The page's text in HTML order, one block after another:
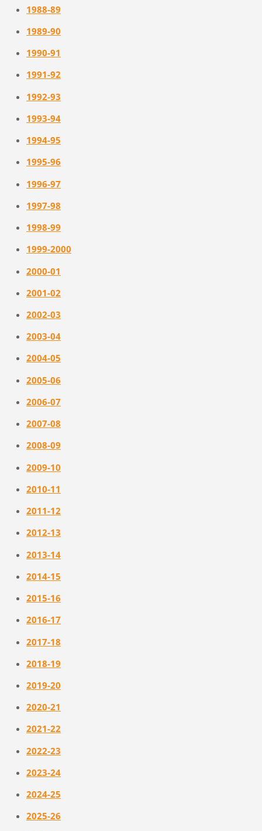
1988-89
1989-90
1990-91
1991-92
1992-93
1993-94
1994-95
1995-96
1996-97
1997-98
1998-99
1999-2000
2000-01
2001-02
2002-03
2003-04
2004-05
2005-06
2006-07
2007-08
2008-09
2009-10
2010-11
2011-12
2012-13
2013-14
2014-15
2015-16
2016-17
2017-18
2018-19
2019-20
2020-21
2021-22
2022-23
2023-24
2024-25
2025-26